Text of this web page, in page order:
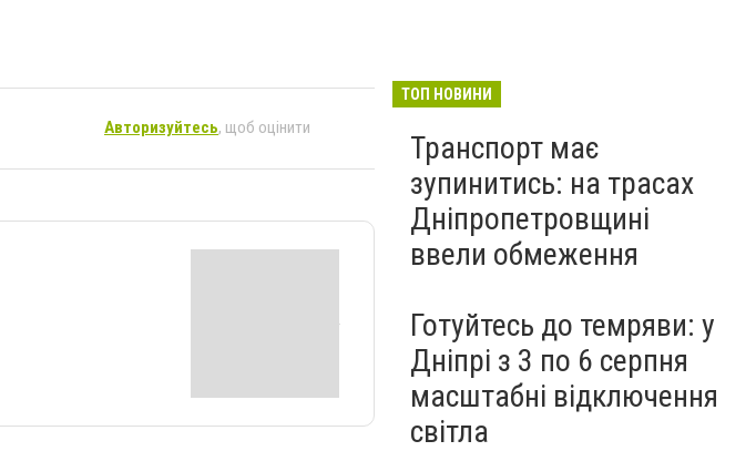
Авторизуйтесь, щоб оцінити
ТОП НОВИНИ
Транспорт має
зупинитись: на трасах
Дніпропетровщині
ввели обмеження
Готуйтесь до темряви: у
Дніпрі з 3 по 6 серпня
масштабні відключення
світла